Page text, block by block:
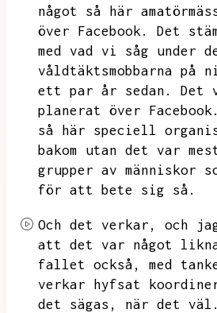
något så här
över Facebook.
Det
med vad vi såg under
våldtäktsmobbarna på
ett par år sedan.
Det
planerat över Facebook.
så här speciell
bakom utan det var
grupper av människor
för att bete sig så.
Och det verkar,
och
att det var något
fallet också,
med
verkar hyfsat
det sägas,
när det